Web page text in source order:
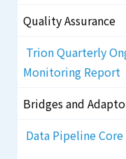
Quality Assurance
Trion Quarterly
Monitoring Report
Bridges and
Data Pipeline